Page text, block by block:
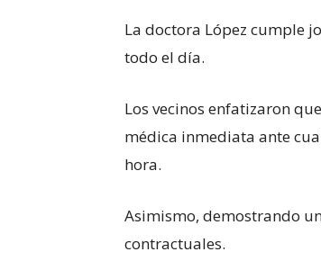
La doctora López cumple
todo el día.
Los vecinos enfatizaron
médica inmediata ante
hora.
Asimismo, demostrando
contractuales.